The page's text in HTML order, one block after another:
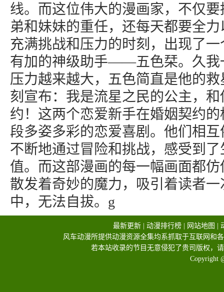
线。而这位伟大的漫画家，不仅
弟和妹妹的重任，还每天都要全
充满挑战和压力的时刻，出现了
有加的神级助手——五色栞。久我
压力越来越大，五色简直是他的
刻宣布：我是流星之民的公主，
约！这两个恋爱新手在婚姻契约
段多姿多彩的恋爱喜剧。他们相
不断地通过冒险和挑战，感受到
值。而这部漫画的每一幅画面都
散发着奇妙的魔力，吸引着读者
中，无法自拔。g
最新更新 动漫排行榜 网站地图
风车动漫所提供动漫资源全集均系抓取于互联网和
若本站收录的节目无意侵犯了贵司版权，
Copyright